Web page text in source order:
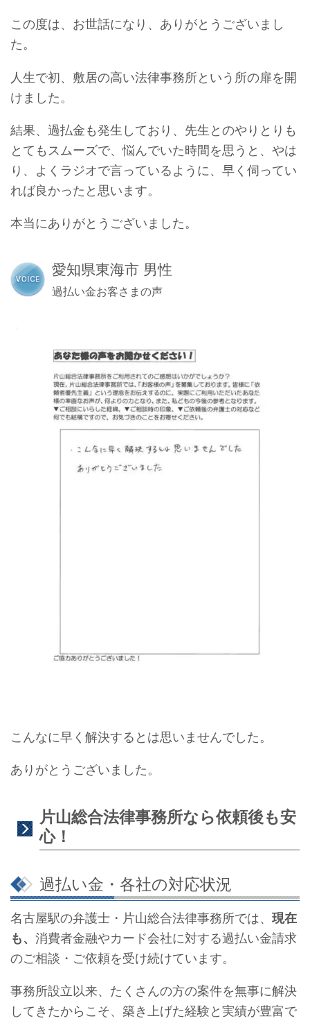
この度は、お世話になり、ありがとうございまし
た。
人生で初、敷居の高い法律事務所という所の扉を開
けました。
結果、過払金も発生しており、先生とのやりとりも
とてもスムーズで、悩んでいた時間を思うと、やは
り、よくラジオで言っているように、早く伺ってい
れば良かったと思います。
本当にありがとうございました。
愛知県東海市 男性
過払い金お客さまの声
こんなに早く解決するとは思いませんでした。
ありがとうございました。
片山総合法律事務所なら依頼後も安
心！
過払い金・各社の対応状況
名古屋駅の弁護士・片山総合法律事務所では、 現在
も、 消費者金融やカード会社に対する過払い金請求
のご相談・ご依頼を受け続けています。
事務所設立以来、たくさんの方の案件を無事に解決
してきたからこそ、築き上げた経験と実績が豊富で